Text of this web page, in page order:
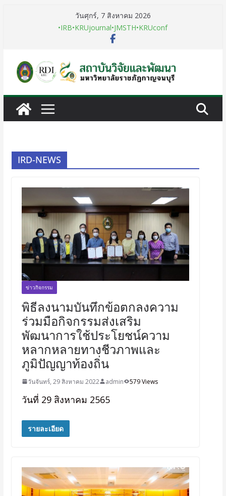
วันศุกร์, 7 สิงหาคม 2026
•IRB•KRUjournal•JMSTH•KRUconf
IRD-NEWS
ข่าวกิจกรรม
พิธีลงนามบันทึกข้อตกลงความ
ร่วมมือกิจกรรมส่งเสริม
พัฒนาการใช้ประโยชน์ความ
หลากหลายทางชีวภาพและ
ภูมิปัญญาท้องถิ่น
วันจันทร์, 29 สิงหาคม 2022 admin 579 Views
วันที่ 29 สิงหาคม 2565
รายละเอียด